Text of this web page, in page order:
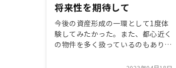
将来性を期待して
今後の資産形成の一環として1度体
験してみたかった。また、都心近く
の物件を多く扱っているのもあり、
しくは、勝ちの上昇が見込めそうだ